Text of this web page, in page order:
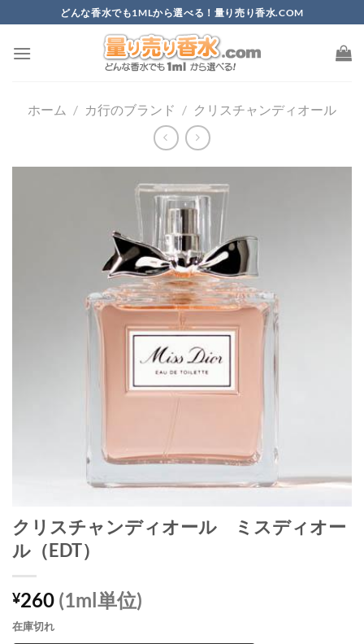
to
content
どんな香水でも1MLから選べる！量り売り香水.COM
ホーム / カ行のブランド / クリスチャンディオール
クリスチャンディオール ミスディオー
ル（EDT）
¥260 (1ml単位)
在庫切れ